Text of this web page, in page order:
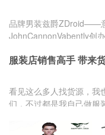
品牌男装兹爵ZDroid——
JohnCannonVabently创
服装店销售高手 带来
看见这么多人找货源，我
们，不过都是我自己做服